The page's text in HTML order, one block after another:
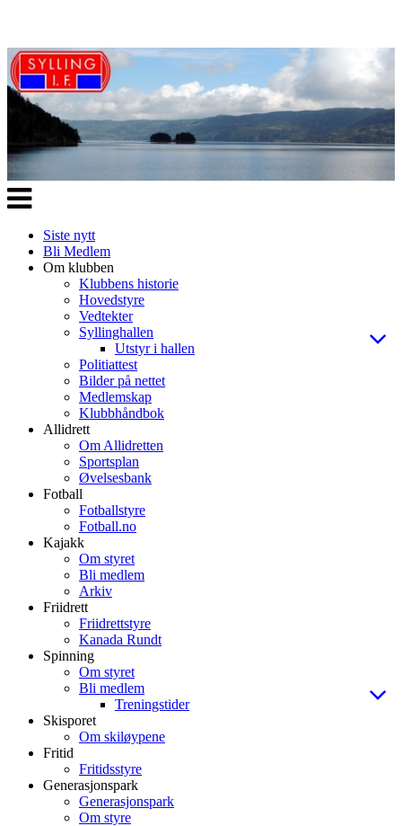
Veksle
navigasjon
Siste nytt
Bli Medlem
Om klubben
Klubbens historie
Hovedstyre
Vedtekter
Syllinghallen
Utstyr i hallen
Politiattest
Bilder på nettet
Medlemskap
Klubbhåndbok
Allidrett
Om Allidretten
Sportsplan
Øvelsesbank
Fotball
Fotballstyre
Fotball.no
Kajakk
Om styret
Bli medlem
Arkiv
Friidrett
Friidrettstyre
Kanada Rundt
Spinning
Om styret
Bli medlem
Treningstider
Skisporet
Om skiløypene
Fritid
Fritidsstyre
Generasjonspark
Generasjonspark
Om styre